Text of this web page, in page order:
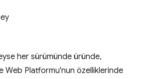
her sürümünde üründe,
Web Platformu'nun özelliklerinde